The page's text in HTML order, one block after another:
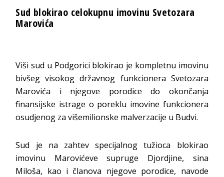
Sud blokirao celokupnu imovinu Svetozara
Marovića
Viši sud u Podgorici blokirao je kompletnu imovinu
bivšeg visokog državnog funkcionera Svetozara
Marovića i njegove porodice do okončanja
finansijske istrage o poreklu imovine funkcionera
osudjenog za višemilionske malverzacije u Budvi.
Sud je na zahtev specijalnog tužioca blokirao
imovinu Marovićeve supruge Djordjine, sina
Miloša, kao i članova njegove porodice, navode